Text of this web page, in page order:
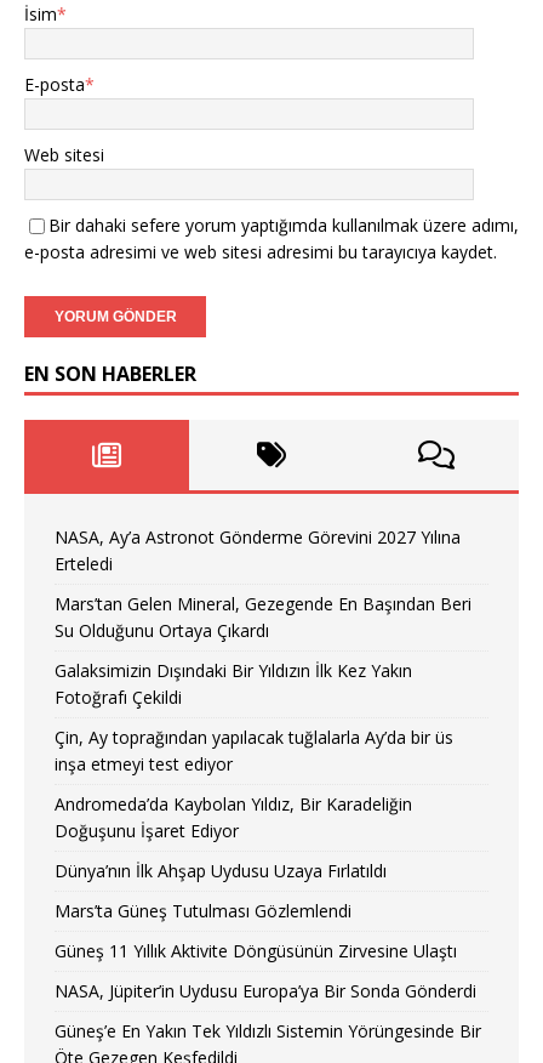
İsim*
E-posta*
Web sitesi
Bir dahaki sefere yorum yaptığımda kullanılmak üzere adımı,
e-posta adresimi ve web sitesi adresimi bu tarayıcıya kaydet.
EN SON HABERLER
NASA, Ay’a Astronot Gönderme Görevini 2027 Yılına
Erteledi
Mars’tan Gelen Mineral, Gezegende En Başından Beri
Su Olduğunu Ortaya Çıkardı
Galaksimizin Dışındaki Bir Yıldızın İlk Kez Yakın
Fotoğrafı Çekildi
Çin, Ay toprağından yapılacak tuğlalarla Ay’da bir üs
inşa etmeyi test ediyor
Andromeda’da Kaybolan Yıldız, Bir Karadeliğin
Doğuşunu İşaret Ediyor
Dünya’nın İlk Ahşap Uydusu Uzaya Fırlatıldı
Mars’ta Güneş Tutulması Gözlemlendi
Güneş 11 Yıllık Aktivite Döngüsünün Zirvesine Ulaştı
NASA, Jüpiter’in Uydusu Europa’ya Bir Sonda Gönderdi
Güneş’e En Yakın Tek Yıldızlı Sistemin Yörüngesinde Bir
Öte Gezegen Keşfedildi